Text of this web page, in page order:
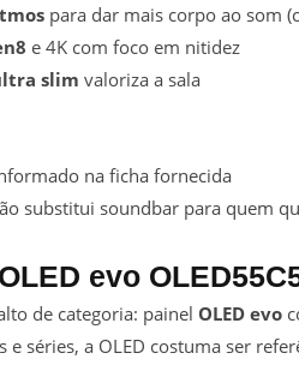
para dar mais corpo ao som
e 4K com foco em nitidez
slim valoriza a sala
na ficha fornecida
substitui soundbar para quem
evo
de categoria: painel OLED evo
e séries, a OLED costuma ser